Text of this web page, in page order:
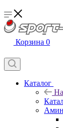
Корзина 0
Каталог